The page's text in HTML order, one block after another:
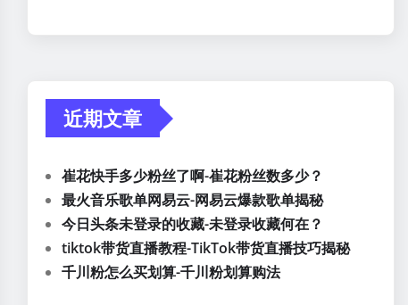
近期文章
崔花快手多少粉丝了啊-崔花粉丝数多少？
最火音乐歌单网易云-网易云爆款歌单揭秘
今日头条未登录的收藏-未登录收藏何在？
tiktok带货直播教程-TikTok带货直播技巧揭秘
千川粉怎么买划算-千川粉划算购法